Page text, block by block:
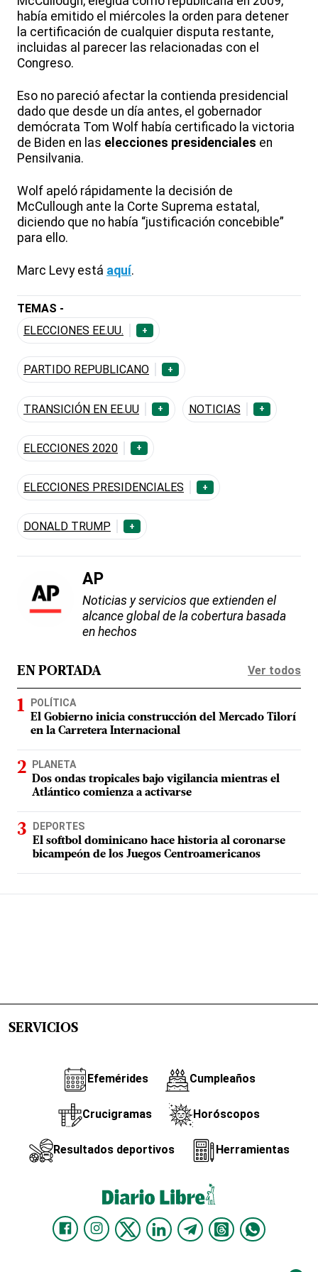
había emitido el miércoles la orden para detener
la certificación de cualquier disputa restante,
incluidas al parecer las relacionadas con el
Congreso.
Eso no pareció afectar la contienda presidencial
dado que desde un día antes, el gobernador
demócrata Tom Wolf había certificado la victoria
de Biden en las elecciones presidenciales en
Pensilvania.
Wolf apeló rápidamente la decisión de
McCullough ante la Corte Suprema estatal,
diciendo que no había “justificación concebible”
para ello.
Marc Levy está aquí.
TEMAS -
ELECCIONES EE.UU.
+
PARTIDO REPUBLICANO +
TRANSICIÓN EN EE.UU + NOTICIAS +
ELECCIONES 2020 +
ELECCIONES PRESIDENCIALES +
DONALD TRUMP +
AP
Noticias y servicios que extienden el
alcance global de la cobertura basada
en hechos
EN PORTADA Ver todos
POLÍTICA
El Gobierno inicia construcción del Mercado Tilorí
en la Carretera Internacional
PLANETA
Dos ondas tropicales bajo vigilancia mientras el
Atlántico comienza a activarse
DEPORTES
El softbol dominicano hace historia al coronarse
bicampeón de los Juegos Centroamericanos
SERVICIOS
Efemérides Cumpleaños
Crucigramas Horóscopos
Resultados deportivos Herramientas